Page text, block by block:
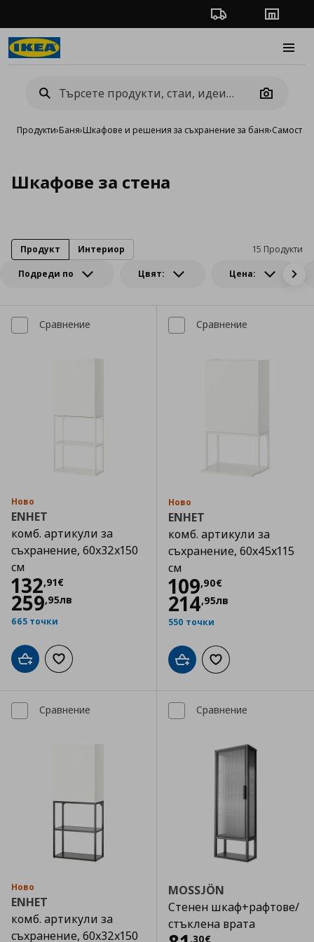
Проследяване на
Camera
Продукти›Баня›Шкафове и решения за съхранение за баня›
Шкафове за стена
Подреди по Цвят: Цена:
15 Продукти
Продукт Интериор
Сравнение
Ново
ENHET
комб. артикули за
съхранение, 60x32x150
см
132,91€
Цена
259,95лв
665 точки
Добави в кошницата
Добави към списъка с любими
Сравнение
Ново
ENHET
комб. артикули за
съхранение, 60x45x115
см
109,90€
Цена
214,95лв
550 точки
Добави в кошницата
Добави към
Сравнение
Ново
ENHET
комб. артикули за
съхранение, 60x32x150
Сравнение
MOSSJÖN
Стенен шкаф+рафтове/
стъклена врата
,30€